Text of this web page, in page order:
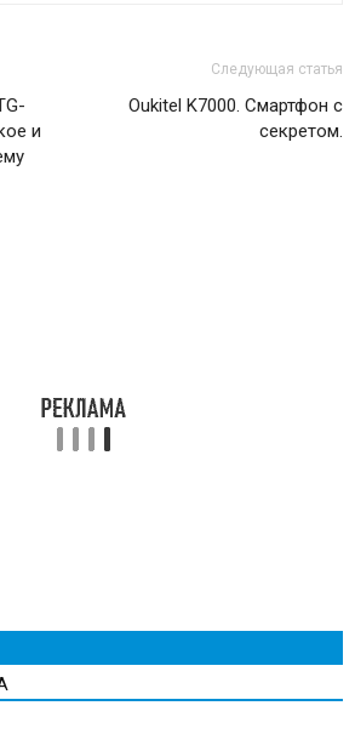
и
Следующая статья
Oukitel K7000. Смартфон с
секретом.